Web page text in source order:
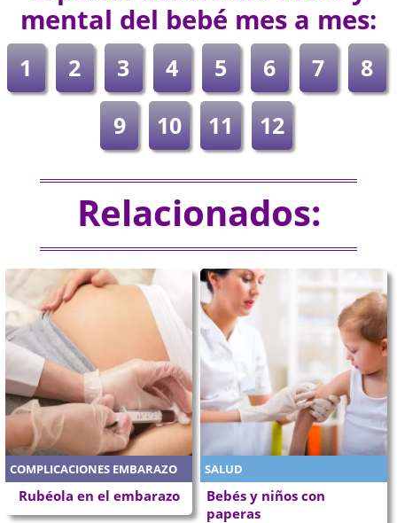
mental del bebé mes a mes:
1 2 3 4 5 6 7
8
9
10 11 12
Relacionados:
COMPLICACIONES EMBARAZO
Rubéola en el embarazo
SALUD
Bebés y niños con
paperas